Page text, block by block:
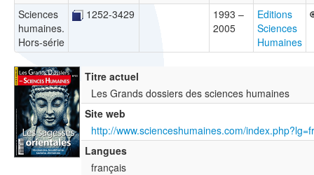
Sciences
humaines.
Hors-série
1252-3429
1993 –
2005
Editions
Sciences
Humaines
Titre actuel
Les Grands dossiers des sciences humaines
Site web
Langues
français